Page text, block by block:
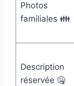
Photos
familiales 👪
Description
réservée 🤐